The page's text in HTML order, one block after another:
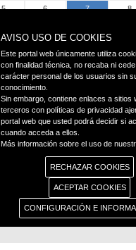
5 6 7 8
19 20 21
26 27 28 29
AVISO USO DE COOKIES
Este portal web únicamente utiliza
con finalidad técnica, no recaba ni
carácter personal de los usuarios sin
conocimiento.
Sin embargo, contiene enlaces a sitios
terceros con políticas de privacidad
portal web que usted podrá decidir si
cuando acceda a ellos.
Más información sobre el uso de
RECHAZAR COOKIES
ACEPTAR COOKIES
CONFIGURACIÓN E